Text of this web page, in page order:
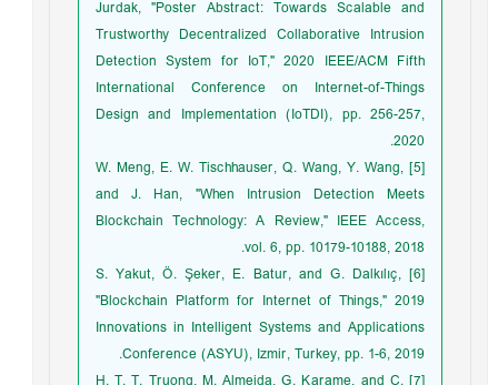
Jurdak, "Poster Abstract: Towards Scalable and
Trustworthy Decentralized Collaborative Intrusion
Detection System for IoT," 2020 IEEE/ACM Fifth
International Conference on Internet-of-Things
Design and Implementation (IoTDI), pp. 256-257,
2020.
[5] W. Meng, E. W. Tischhauser, Q. Wang, Y. Wang,
and J. Han, "When Intrusion Detection Meets
Blockchain Technology: A Review," IEEE Access,
vol. 6, pp. 10179-10188, 2018.
[6] S. Yakut, Ö. Şeker, E. Batur, and G. Dalkılıç,
"Blockchain Platform for Internet of Things," 2019
Innovations in Intelligent Systems and Applications
Conference (ASYU), Izmir, Turkey, pp. 1-6, 2019.